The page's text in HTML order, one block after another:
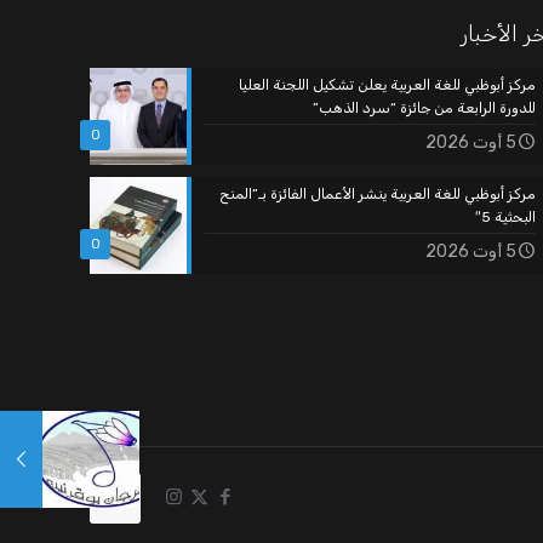
الأخبار
0
مركز أبوظبي للغة العربية يعلن تشكيل اللجنة العليا
للدورة الرابعة من جائزة “سرد الذهب”
5 أوت 2026
0
مركز أبوظبي للغة العربية ينشر الأعمال الفائزة بـ”المنح
البحثية 5″
5 أوت 2026